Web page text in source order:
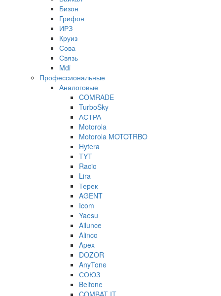
Бизон
Грифон
ИРЗ
Круиз
Сова
Связь
Mdi
Профессиональные
Аналоговые
COMRADE
TurboSky
АСТРА
Motorola
Motorola MOTOTRBO
Hytera
TYT
Racio
Lira
Терек
AGENT
Icom
Yaesu
Ailunce
Alinco
Apex
DOZOR
AnyTone
СОЮЗ
Belfone
COMBAT IT